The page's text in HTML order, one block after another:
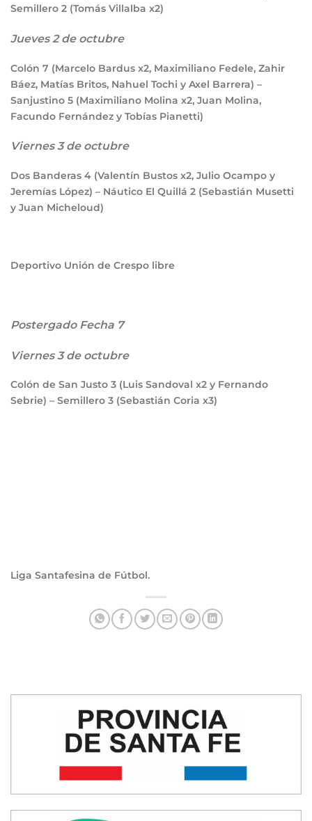
Semillero 2 (Tomás Villalba x2)
Jueves 2 de octubre
Colón 7 (Marcelo Bardus x2, Maximiliano Fedele, Zahir
Báez, Matías Britos, Nahuel Tochi y Axel Barrera) –
Sanjustino 5 (Maximiliano Molina x2, Juan Molina,
Facundo Fernández y Tobías Pianetti)
Viernes 3 de octubre
Dos Banderas 4 (Valentín Bustos x2, Julio Ocampo y
Jeremías López) – Náutico El Quillá 2 (Sebastián Musetti
y Juan Micheloud)
Deportivo Unión de Crespo libre
Postergado Fecha 7
Viernes 3 de octubre
Colón de San Justo 3 (Luis Sandoval x2 y Fernando
Sebrie) – Semillero 3 (Sebastián Coria x3)
Liga Santafesina de Fútbol.